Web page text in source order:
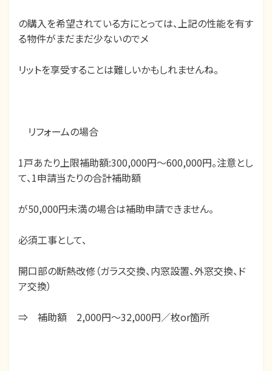
の購入を希望されている方にとっては、上記の性能を有す
る物件がまだまだ少ないのでメ
リットを享受することは難しいかもしれませんね。
リフォームの場合
1戸あたり上限補助額:300,000円～600,000円。注意とし
て、1申請当たりの合計補助額
が50,000円未満の場合は補助申請できません。
必須工事として、
開口部の断熱改修（ガラス交換、内窓設置、外窓交換、ド
ア交換）
⇒ 補助額 2,000円～32,000円／枚or箇所